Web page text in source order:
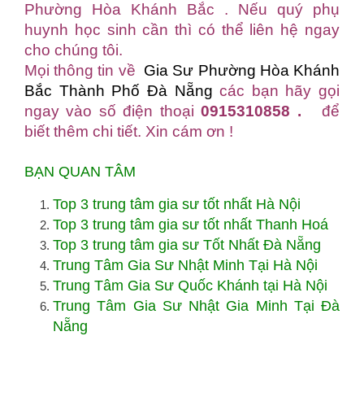
Phường Hòa Khánh Bắc . Nếu quý phụ
huynh học sinh cần thì có thể liên hệ ngay
cho chúng tôi.
Mọi thông tin về Gia Sư Phường Hòa Khánh
Bắc Thành Phố Đà Nẵng các bạn hãy gọi
ngay vào số điện thoại0915310858 .
để
biết thêm chi tiết. Xin cám ơn !
BẠN QUAN TÂM
Top 3 trung tâm gia sư tốt nhất Hà Nội
Top 3 trung tâm gia sư tốt nhất Thanh Hoá
Top 3 trung tâm gia sư Tốt Nhất Đà Nẵng
Trung Tâm Gia Sư Nhật Minh Tại Hà Nội
Trung Tâm Gia Sư Quốc Khánh tại Hà Nội
Trung Tâm Gia Sư Nhật Gia Minh Tại Đà
Nẵng